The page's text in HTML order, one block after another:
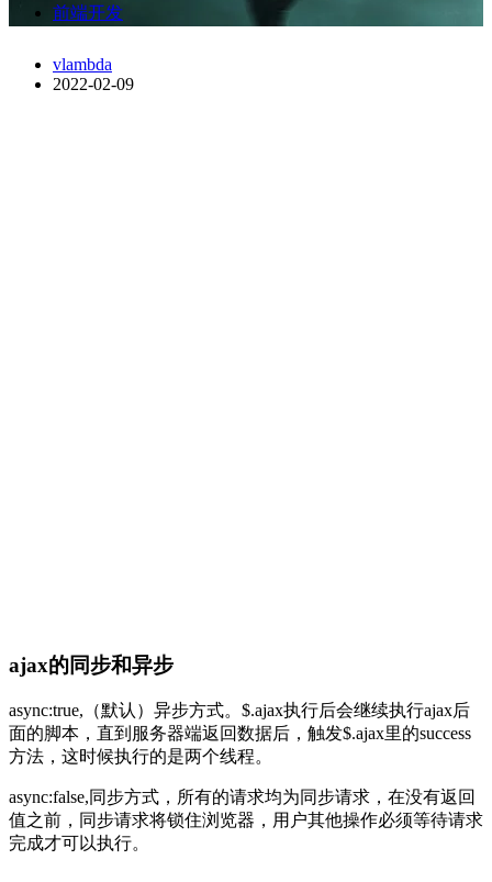
前端开发
vlambda
2022-02-09
ajax的同步和异步
async:true,（默认）异步方式。$.ajax执行后会继续执行ajax后
面的脚本，直到服务器端返回数据后，触发$.ajax里的success
方法，这时候执行的是两个线程。
async:false,同步方式，所有的请求均为同步请求，在没有返回
值之前，同步请求将锁住浏览器，用户其他操作必须等待请求
完成才可以执行。